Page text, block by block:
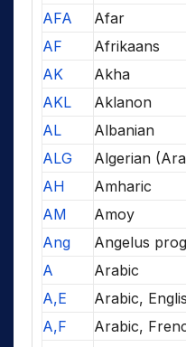
AFA
Afar
AF
Afrikaans
AK
Akha
AKL
Aklanon
AL
Albanian
ALG
Algerian
AH
Amharic
AM
Amoy
Ang
Angelus
A
Arabic
A,E
Arabic,
A,F
Arabic,